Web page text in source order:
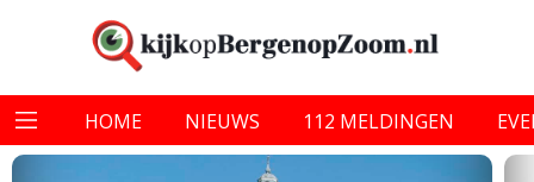
HOME NIEUWS 112 MELDINGEN